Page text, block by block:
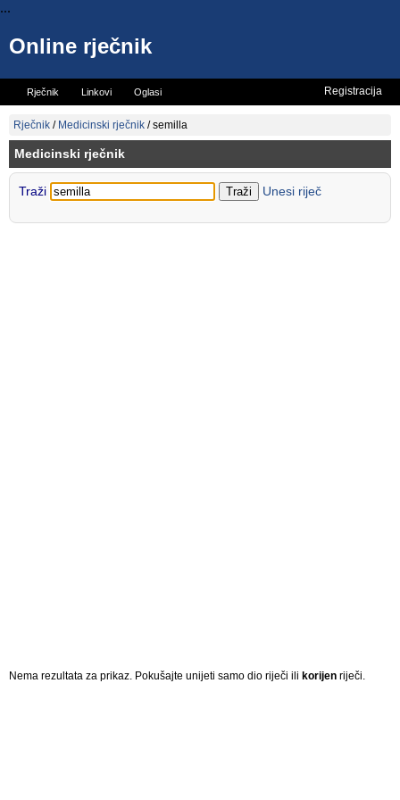
...
Online rječnik
Rječnik Linkovi Oglasi
Vicevi
Registracija
Rječnik / Medicinski rječnik /semilla
Medicinski rječnik
Traži Unesi riječ
Nema rezultata za prikaz. Pokušajte unijeti samo dio riječi ili korijen riječi.